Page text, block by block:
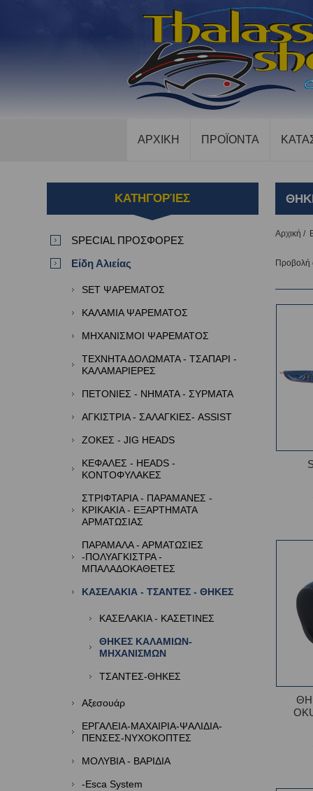
ΑΡΧΙΚΗ ΠΡΟΪΟΝΤΑ
Αρχική /
Προβολή
ΚΑΤΗΓΟΡΊΕΣ
SPECIAL ΠΡΟΣΦΟΡΕΣ
Είδη Αλιείας
SET ΨΑΡΕΜΑΤΟΣ
ΚΑΛΑΜΙΑ ΨΑΡΕΜΑΤΟΣ
ΜΗΧΑΝΙΣΜΟΙ ΨΑΡΕΜΑΤΟΣ
ΤΕΧΝΗΤΑ ΔΟΛΩΜΑΤΑ - ΤΣΑΠΑΡΙ -
ΚΑΛΑΜΑΡΙΕΡΕΣ
ΠΕΤΟΝΙΕΣ - ΝΗΜΑΤΑ - ΣΥΡΜΑΤΑ
ΑΓΚΙΣΤΡΙΑ - ΣΑΛΑΓΚΙΕΣ- ASSIST
ΖΟΚΕΣ - JIG HEADS
ΚΕΦΑΛΕΣ - HEADS -
ΚΟΝΤΟΦΥΛΑΚΕΣ
ΣΤΡΙΦΤΑΡΙΑ - ΠΑΡΑΜΑΝΕΣ -
ΚΡΙΚΑΚΙΑ - ΕΞΑΡΤΗΜΑΤΑ
ΑΡΜΑΤΩΣΙΑΣ
ΠΑΡΑΜΑΛΑ - ΑΡΜΑΤΩΣΙΕΣ
-ΠΟΛΥΑΓΚΙΣΤΡΑ -
ΜΠΑΛΑΔΟΚΑΘΕΤΕΣ
ΚΑΣΕΛΑΚΙΑ - ΤΣΑΝΤΕΣ - ΘΗΚΕΣ
ΚΑΣΕΛΑΚΙΑ - ΚΑΣΕΤΙΝΕΣ
ΘΗΚΕΣ ΚΑΛΑΜΙΩΝ-
ΜΗΧΑΝΙΣΜΩΝ
ΤΣΑΝΤΕΣ-ΘΗΚΕΣ
Αξεσουάρ
ΕΡΓΑΛΕΙΑ-ΜΑΧΑΙΡΙΑ-ΨΑΛΙΔΙΑ-
ΠΕΝΣΕΣ-ΝΥΧΟΚΟΠΤΕΣ
ΜΟΛΥΒΙΑ - ΒΑΡΙΔΙΑ
-Esca System